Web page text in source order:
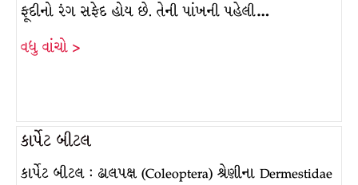
ફૂદીનો રંગ સફેદ હોય છે. તેની પાંખની પહેલી…
વધુ વાંચો >
કાર્પેટ બીટલ
કાર્પેટ બીટલ : ઢાલપક્ષ (Coleoptera) શ્રેણીના Dermestidae